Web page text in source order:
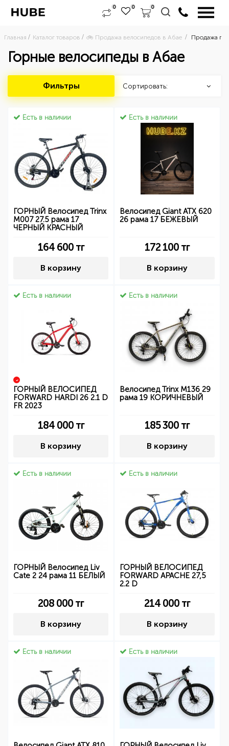
0 0 0
Главная Каталог товаров 🚲 Продажа велосипедов в Абае Продажа
Горные велосипеды в Абае
Фильтры Сортировать:
Есть в наличии
ГОРНЫЙ Велосипед Trinx
M007 27.5 рама 17
ЧЕРНЫЙ КРАСНЫЙ
164 600тг
В корзину
Есть в наличии
Велосипед Giant ATX 620
26 рама 17 БЕЖЕВЫЙ
172 100 тг
В корзину
Есть в наличии
ГОРНЫЙ ВЕЛОСИПЕД
FORWARD HARDI 26 2.1 D
FR 2023
184 000тг
В корзину
Есть в наличии
Велосипед Trinx M136 29
рама 19 КОРИЧНЕВЫЙ
185 300 тг
В корзину
Есть в наличии
ГОРНЫЙ Велосипед Liv
Cate 2 24 рама 11 БЕЛЫЙ
208 000 тг
В корзину
Есть в наличии
ГОРНЫЙ ВЕЛОСИПЕД
FORWARD APACHE 27,5
2.2 D
214 000 тг
В корзину
Есть в наличии Есть в наличии